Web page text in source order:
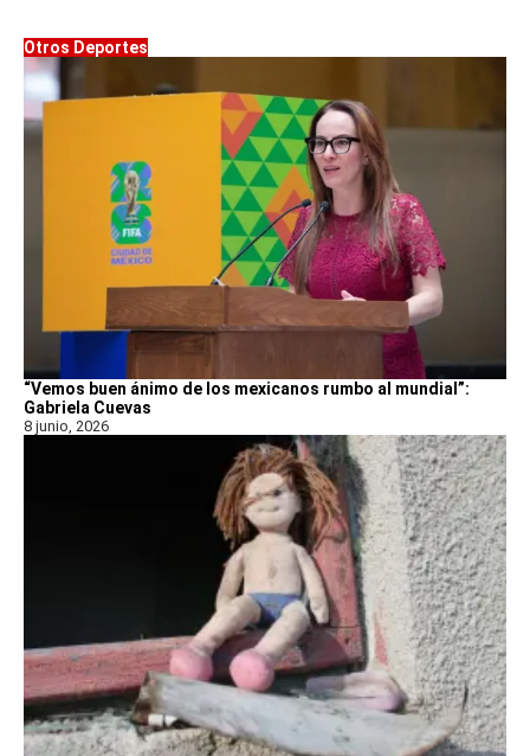
Otros Deportes
“Vemos buen ánimo de los mexicanos rumbo al mundial”:
Gabriela Cuevas
8 junio, 2026